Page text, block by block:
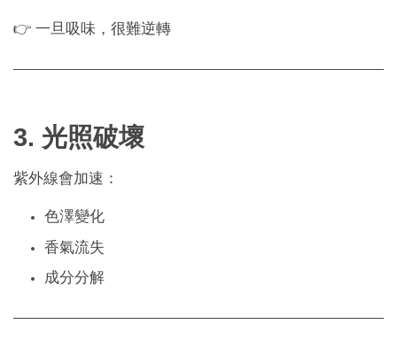
👉 一旦吸味，很難逆轉
3. 光照破壞
紫外線會加速：
色澤變化
香氣流失
成分分解